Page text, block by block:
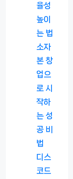
율성
높이
는 법
소자
본 창
업으
로 시
작하
는 성
공 비
법
디스
코드